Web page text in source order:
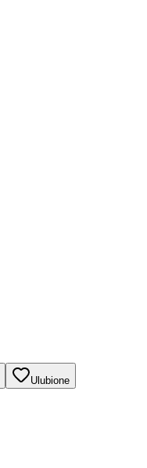
Ulubione